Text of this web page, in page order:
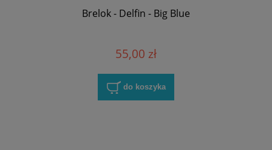
Brelok - Delfin - Big Blue
55,00 zł
do koszyka